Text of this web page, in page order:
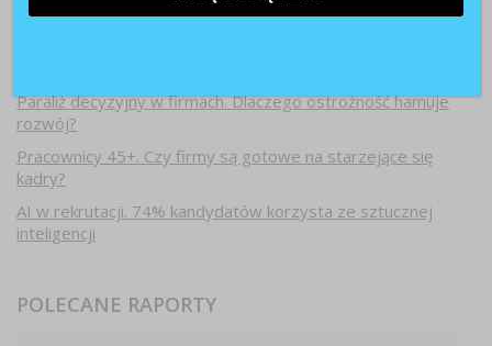
Paraliż decyzyjny w firmach. Dlaczego ostrożność hamuje
rozwój?
Pracownicy 45+. Czy firmy są gotowe na starzejące się
kadry?
AI w rekrutacji. 74% kandydatów korzysta ze sztucznej
inteligencji
POLECANE RAPORTY